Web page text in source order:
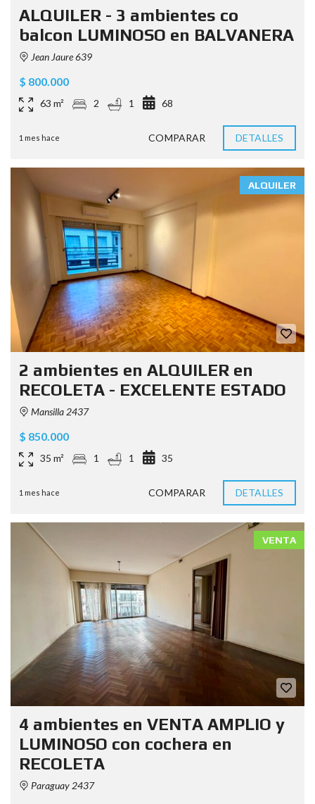
ALQUILER - 3 ambientes co
balcon LUMINOSO en BALVANERA
Jean Jaure 639
$ 800.000
63 m² 2 1 68
1 mes hace COMPARAR DETALLES
ALQUILER
2 ambientes en ALQUILER en
RECOLETA - EXCELENTE ESTADO
Mansilla 2437
$ 850.000
35 m² 1 1 35
1 mes hace COMPARAR DETALLES
VENTA
4 ambientes en VENTA AMPLIO y
LUMINOSO con cochera en
RECOLETA
Paraguay 2437